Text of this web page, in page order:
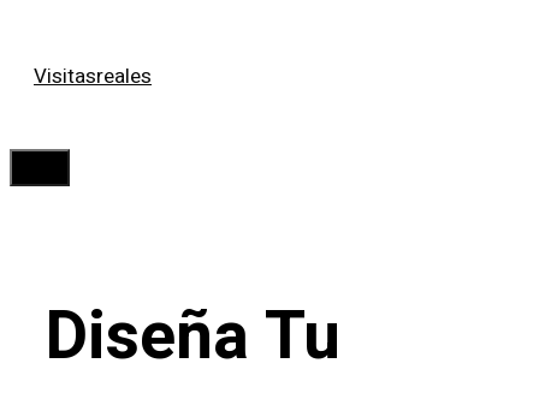
Visitasreales
Diseña Tu